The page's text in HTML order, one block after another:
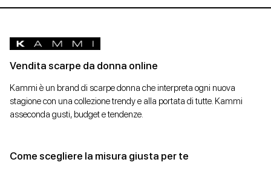
Vendita scarpe da donna online
Kammi è un brand di scarpe donna che interpreta ogni nuova
stagione con una collezione trendy e alla portata di tutte. Kammi
asseconda gusti, budget e tendenze.
Come scegliere la misura giusta per te